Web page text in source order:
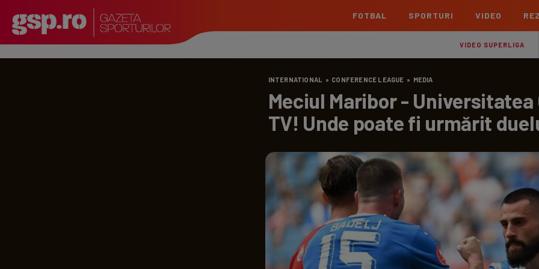
FOTBAL
Echipe Meciuri
Liga 2
Echipe Meciuri Clasament
Echipe Meciuri
TOATE ȘTIRILE
Echipe
La
Echipe
Echipe
Echipe
SPORTURI VIDEO
VIDEO SUPERLIGA
INTERNATIONAL » CONFERENCE LEAGUE » MEDIA
Meciul Maribor -
TV! Unde poate fi urmărit